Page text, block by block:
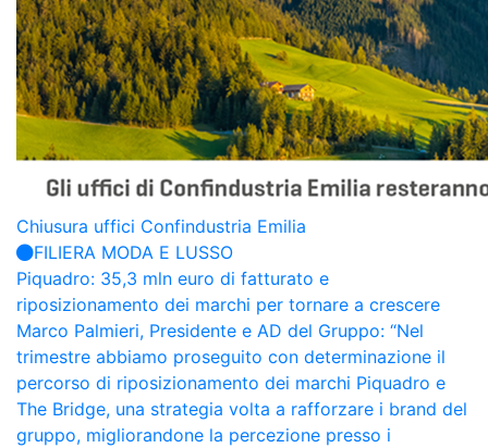
Chiusura uffici Confindustria Emilia
FILIERA MODA E LUSSO
Piquadro: 35,3 mln euro di fatturato e
riposizionamento dei marchi per tornare a crescere
Marco Palmieri, Presidente e AD del Gruppo: “Nel
trimestre abbiamo proseguito con determinazione il
percorso di riposizionamento dei marchi Piquadro e
The Bridge, una strategia volta a rafforzare i brand del
gruppo, migliorandone la percezione presso i